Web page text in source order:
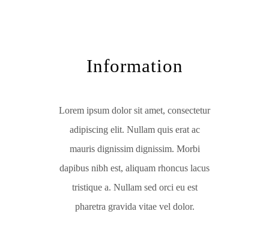
Information
Lorem ipsum dolor sit amet, consectetur
adipiscing elit. Nullam quis erat ac
mauris dignissim dignissim. Morbi
dapibus nibh est, aliquam rhoncus lacus
tristique a. Nullam sed orci eu est
pharetra gravida vitae vel dolor.